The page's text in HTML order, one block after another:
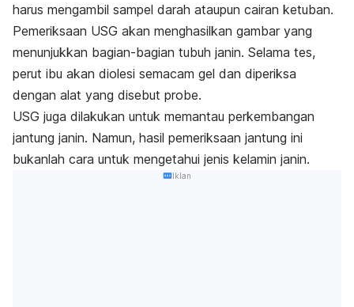
harus mengambil sampel darah ataupun cairan ketuban.
Pemeriksaan USG akan menghasilkan gambar yang
menunjukkan bagian-bagian tubuh janin. Selama tes,
perut ibu akan diolesi semacam gel dan diperiksa
dengan alat yang disebut probe.
USG juga dilakukan untuk memantau perkembangan
jantung janin. Namun, hasil pemeriksaan jantung ini
bukanlah cara untuk mengetahui jenis kelamin janin.
Iklan